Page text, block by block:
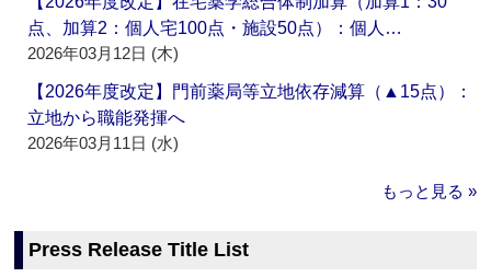
点、加算2：個人宅100点・施設50点）：個人…
2026年03月12日 (木)
【2026年度改定】門前薬局等立地依存減算（▲15点）：
立地から職能発揮へ
2026年03月11日 (水)
もっと見る »
Press Release Title List